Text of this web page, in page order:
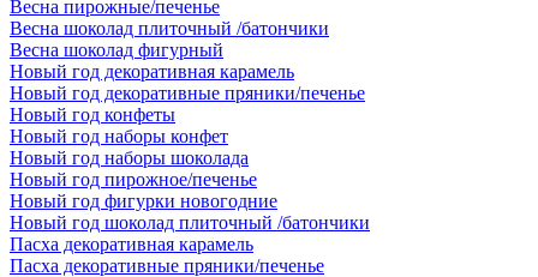
Весна пирожные/печенье
Весна шоколад плиточный /батончики
Весна шоколад фигурный
Новый год декоративная карамель
Новый год декоративные пряники/печенье
Новый год конфеты
Новый год наборы конфет
Новый год наборы шоколада
Новый год пирожное/печенье
Новый год фигурки новогодние
Новый год шоколад плиточный /батончики
Пасха декоративная карамель
Пасха декоративные пряники/печенье